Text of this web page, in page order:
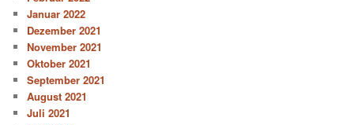
Januar 2022
Dezember 2021
November 2021
Oktober 2021
September 2021
August 2021
Juli 2021